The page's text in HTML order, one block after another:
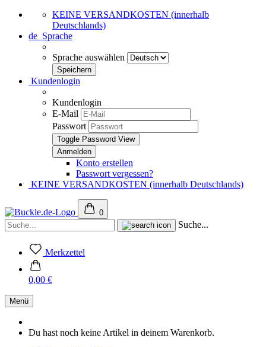
KEINE VERSANDKOSTEN (innerhalb
Deutschlands)
de Sprache
Sprache auswählen
Kundenlogin
Kundenlogin
E-Mail
Passwort
Toggle Password View
Konto erstellen
Passwort vergessen?
KEINE VERSANDKOSTEN (innerhalb Deutschlands)
0
Suche...
Merkzettel
0,00 €
Menü
Du hast noch keine Artikel in deinem Warenkorb.